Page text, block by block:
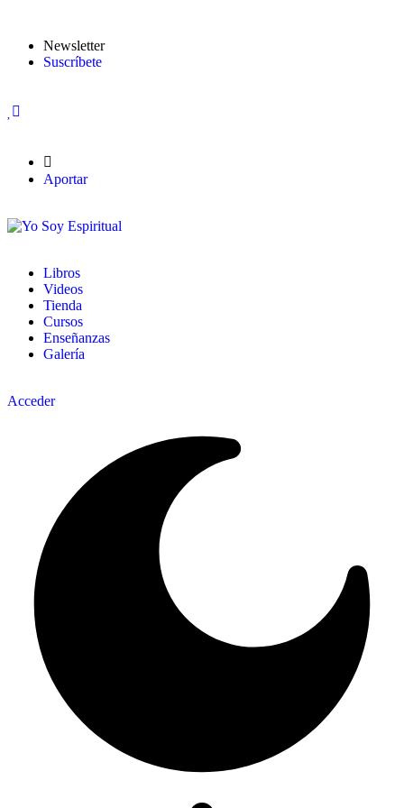
Newsletter
Suscríbete
Aportar
Libros
Videos
Tienda
Cursos
Enseñanzas
Galería
Acceder